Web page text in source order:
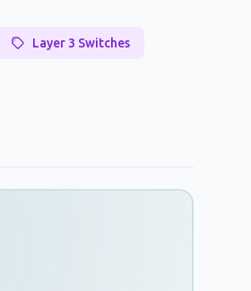
Layer 3 Switches